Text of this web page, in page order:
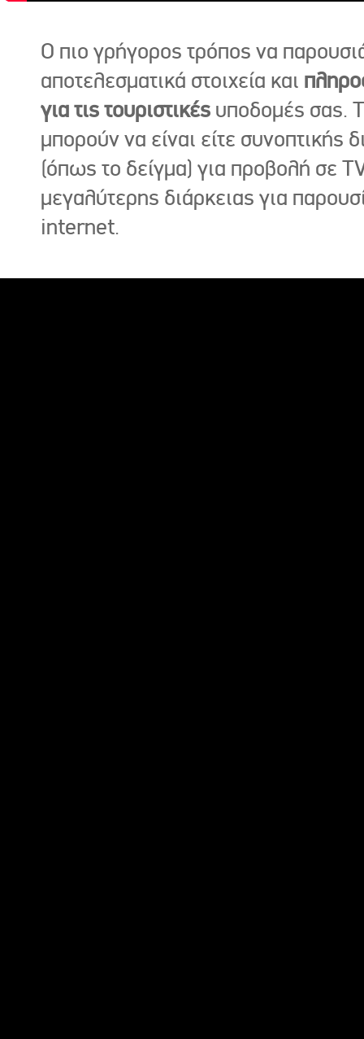
Ο πιο γρήγορος τρόπος να
αποτελεσματικά στοιχεία και
για τις τουριστικές υποδομές σας.
μπορούν να είναι είτε συνοπτικής
(όπως το δείγμα) για προβολή σε
μεγαλύτερης διάρκειας για
internet.